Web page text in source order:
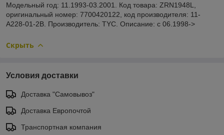
Модельный год: 11.1993-03.2001. Код товара: ZRN1948L,
оригинальный номер: 7700420122, код производителя: 11-
A228-01-2B. Производитель: TYC. Описание: с 06.1998->
Скрыть
Условия доставки
Доставка "Самовывоз"
Доставка Европочтой
Транспортная компания